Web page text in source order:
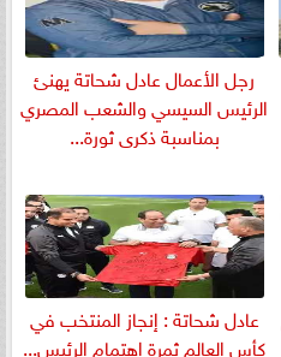
رجل الأعمال عادل شحاتة يهنئ
الرئيس السيسي والشعب المصري
بمناسبة ذكرى ثورة...
عادل شحاتة : إنجاز المنتخب في
كأس العالم ثمرة اهتمام الرئيس...